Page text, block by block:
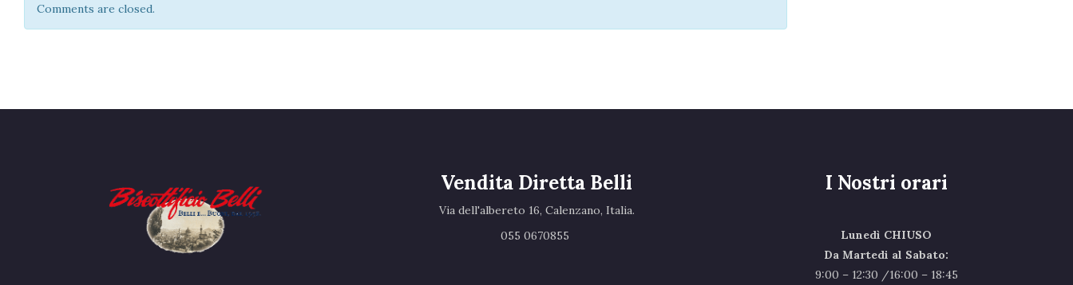
Comments are closed.
Vendita Diretta Belli
Via dell'albereto 16, Calenzano, Italia.‎
055 0670855 ‎
I Nostri orari
Lunedì CHIUSO
Da Martedi al Sabato:
9:00 – 12:30 /16:00 – 18:45